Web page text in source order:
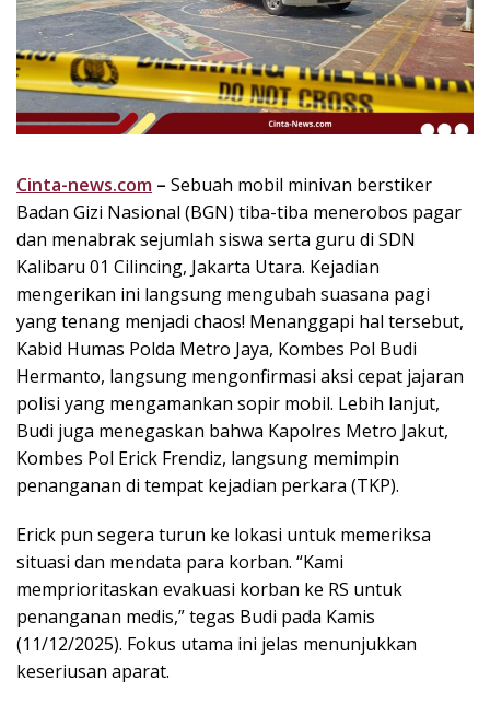
k
i
n
i
,
P
n
I
n
s
p
i
r
a
s
i
!
Cinta-news.com – Sebuah mobil minivan berstiker
Badan Gizi Nasional (BGN) tiba-tiba menerobos pagar
dan menabrak sejumlah siswa serta guru di SDN
Kalibaru 01 Cilincing, Jakarta Utara. Kejadian
mengerikan ini langsung mengubah suasana pagi
yang tenang menjadi chaos! Menanggapi hal tersebut,
Kabid Humas Polda Metro Jaya, Kombes Pol Budi
Hermanto, langsung mengonfirmasi aksi cepat jajaran
polisi yang mengamankan sopir mobil. Lebih lanjut,
Budi juga menegaskan bahwa Kapolres Metro Jakut,
Kombes Pol Erick Frendiz, langsung memimpin
penanganan di tempat kejadian perkara (TKP).
Erick pun segera turun ke lokasi untuk memeriksa
situasi dan mendata para korban. “Kami
memprioritaskan evakuasi korban ke RS untuk
penanganan medis,” tegas Budi pada Kamis
(11/12/2025). Fokus utama ini jelas menunjukkan
keseriusan aparat.